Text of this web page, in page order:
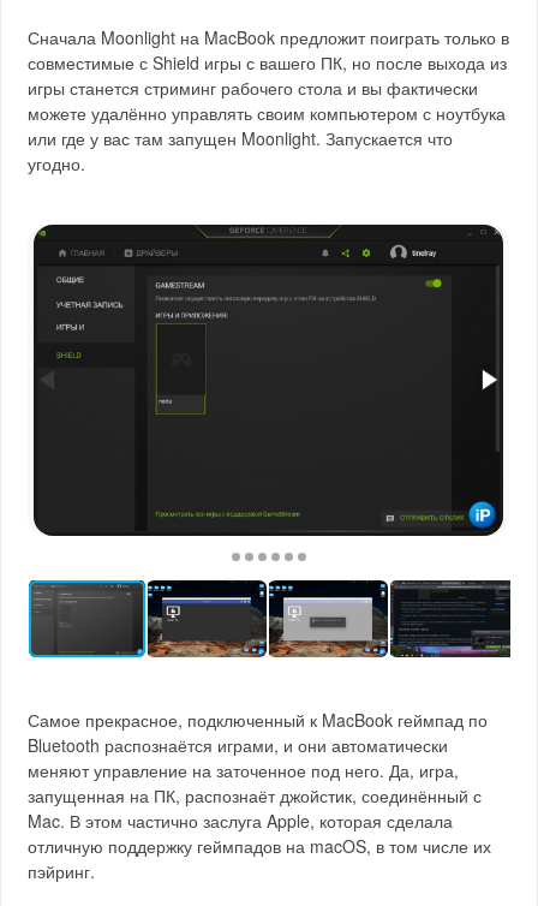
Сначала Moonlight на MacBook предложит поиграть только в
совместимые с Shield игры с вашего ПК, но после выхода из
игры станется стриминг рабочего стола и вы фактически
можете удалённо управлять своим компьютером с ноутбука
или где у вас там запущен Moonlight. Запускается что
угодно.
Самое прекрасное, подключенный к MacBook геймпад по
Bluetooth распознаётся играми, и они автоматически
меняют управление на заточенное под него. Да, игра,
запущенная на ПК, распознаёт джойстик, соединённый с
Mac. В этом частично заслуга Apple, которая сделала
отличную поддержку геймпадов на macOS, в том числе их
пэйринг.